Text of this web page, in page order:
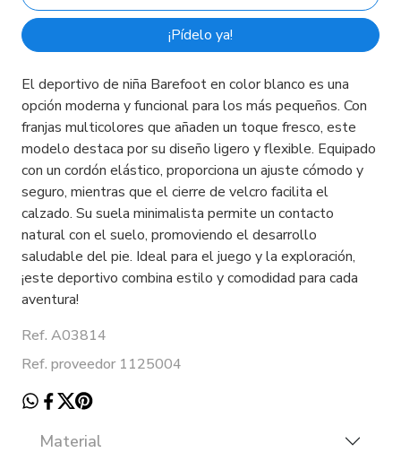
¡Pídelo ya!
El deportivo de niña Barefoot en color blanco es una
opción moderna y funcional para los más pequeños. Con
franjas multicolores que añaden un toque fresco, este
modelo destaca por su diseño ligero y flexible. Equipado
con un cordón elástico, proporciona un ajuste cómodo y
seguro, mientras que el cierre de velcro facilita el
calzado. Su suela minimalista permite un contacto
natural con el suelo, promoviendo el desarrollo
saludable del pie. Ideal para el juego y la exploración,
¡este deportivo combina estilo y comodidad para cada
aventura!
Ref. A03814
Ref. proveedor 1125004
Material